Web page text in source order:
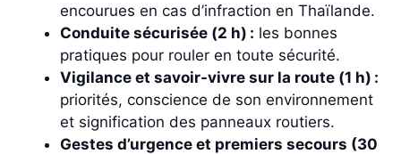
encourues en cas d’infraction en Thaïlande.
Conduite sécurisée (2 h) : les bonnes
pratiques pour rouler en toute sécurité.
Vigilance et savoir-vivre sur la route (1 h) :
priorités, conscience de son environnement
et signification des panneaux routiers.
Gestes d’urgence et premiers secours (30